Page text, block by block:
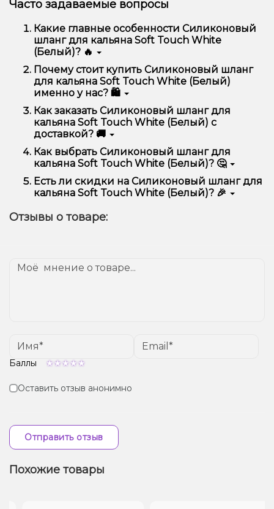
Часто задаваемые вопросы
Какие главные особенности Силиконовый
шланг для кальяна Soft Touch White
(Белый)? 🔥
Силиконовый шланг для кальяна Soft Touch White
(Белый) отличается высоким качеством, удобством
использования и надежностью.
Почему стоит купить Силиконовый шланг
для кальяна Soft Touch White (Белый)
именно у нас? 🛍️
Мы предлагаем только оригинальную продукцию,
широкий ассортимент, выгодные цены и быструю
доставку. Кроме того, у нас регулярные акции и
скидки для клиентов!
Как заказать Силиконовый шланг для
кальяна Soft Touch White (Белый) с
доставкой? 🚚
Оформить заказ можно в несколько кликов:
Добавьте Силиконовый шланг для кальяна
Soft Touch White (Белый) в корзину.
Перейдите к оформлению заказа.
доставки.
Подтвердите заказ – мы быстро отправим его
Как выбрать Силиконовый шланг для
кальяна Soft Touch White (Белый)? 🤔
Выбор зависит от ваших предпочтений – например,
если это кальян, учитывайте размер, материал и тип
чаши, если вейп – мощность и вкус. Наши
Есть ли скидки на Силиконовый шланг для
кальяна Soft Touch White (Белый)? 🎉
специальные предложения. Следите за
Отзывы о товаре:
Баллы
Оставить отзыв анонимно
Отправить отзыв
Похожие товары